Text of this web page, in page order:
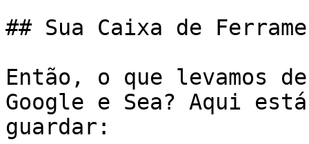
## Sua Caixa de
Então, o que levamos
Google e Sea? Aqui
guardar: